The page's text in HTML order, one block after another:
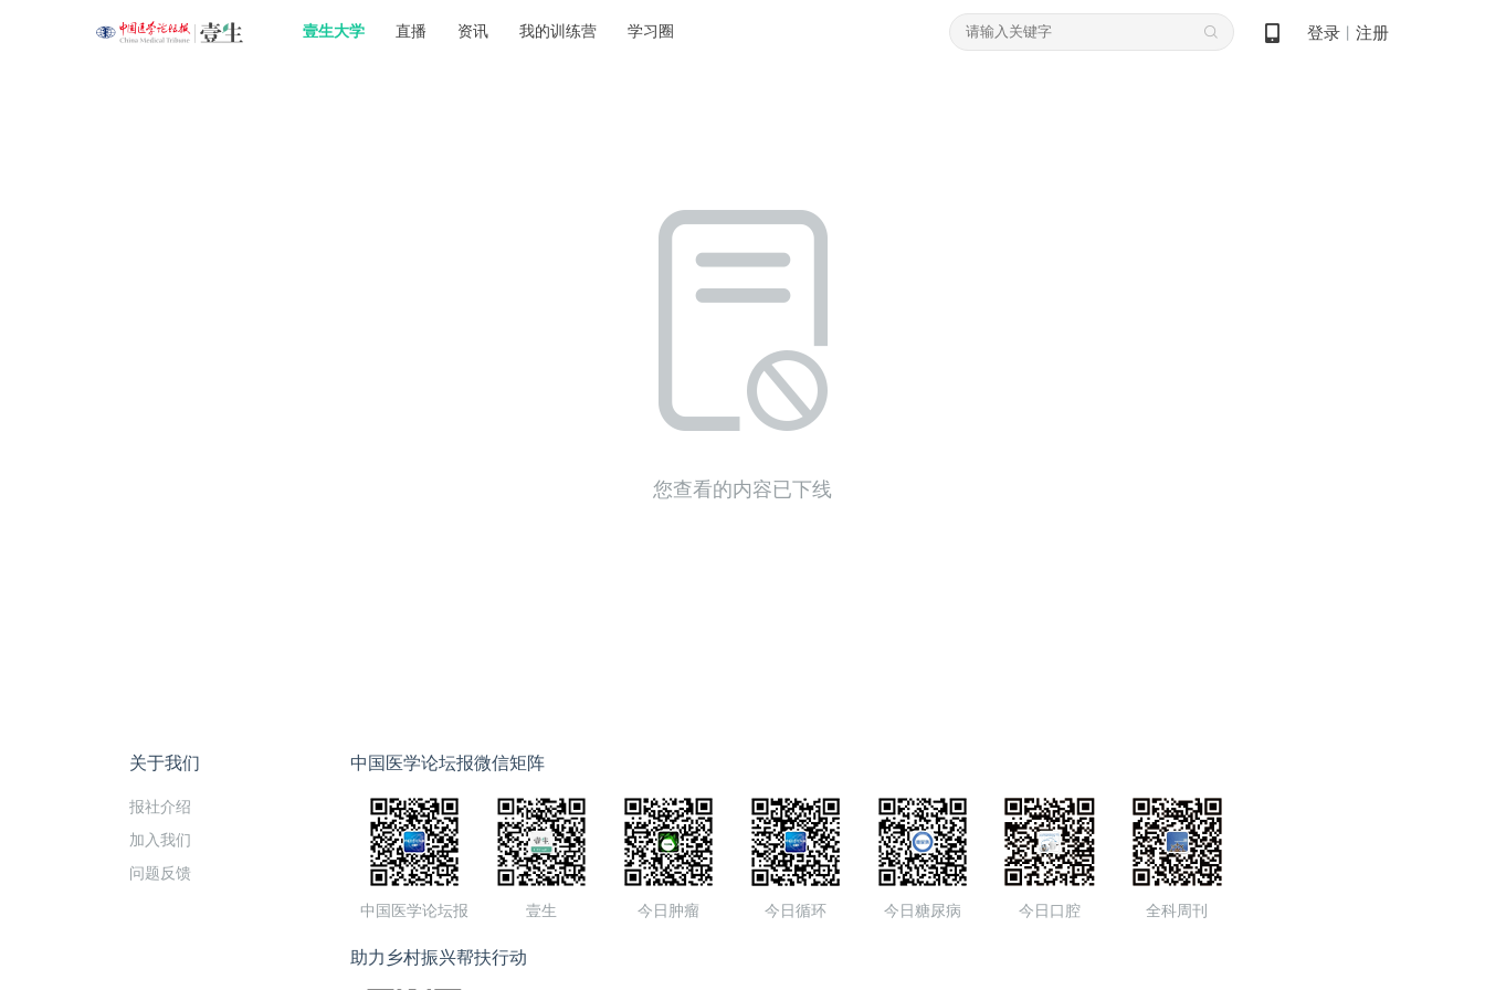
壹生大学 直播 资讯 我的训练营 学习圈 登录 注册
您查看的内容已下线
关于我们
报社介绍
加入我们
问题反馈
中国医学论坛报微信矩阵
中国医学论坛报 壹生 今日肿瘤 今日循环 今日糖尿病 今日口腔 全科周刊
助力乡村振兴帮扶行动